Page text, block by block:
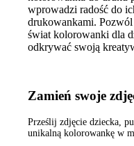
wprowadzi radość do
drukowankami.
świat kolorowanki dla
odkrywać swoją
Zamień swoje
Prześlij zdjęcie dziecka,
unikalną kolorowankę w